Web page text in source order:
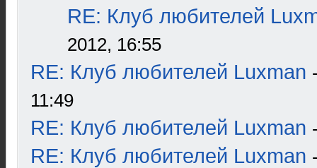
RE: Клуб любителей
2012, 16:55
RE: Клуб любителей Luxman
11:49
RE: Клуб любителей Luxman
RE: Клуб любителей Luxman